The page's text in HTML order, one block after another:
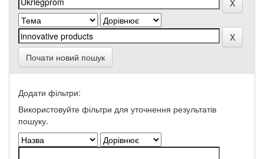
Почати новий пошук
Додати фільтри:
Використовуйте фільтри для уточнення результатів
пошуку.